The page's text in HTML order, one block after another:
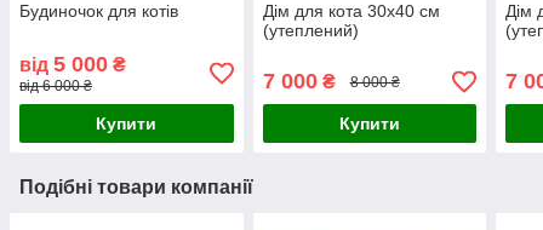
Будиночок для котів
від 5 000 ₴
від 6 000 ₴
Купити
Дім для кота 30х40 см
(утеплений)
7 000₴ 8 000 ₴
Купити
Дім
7
Подібні товари компанії